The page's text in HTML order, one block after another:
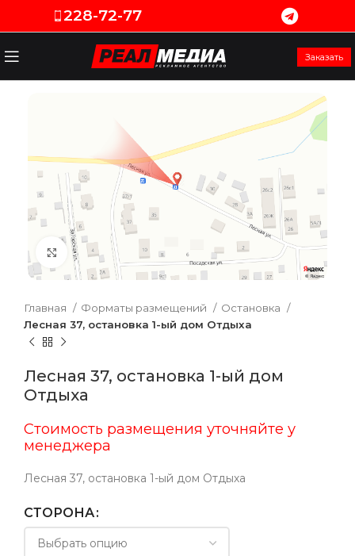
228-72-77
Заказать
Увеличить
Главная Форматы размещений
Остановка
Лесная 37, остановка 1-ый дом Отдыха
Лесная 37, остановка 1-ый дом
Отдыха
Стоимость размещения уточняйте у
менеджера
Лесная 37, остановка 1-ый дом Отдыха
СТОРОНА